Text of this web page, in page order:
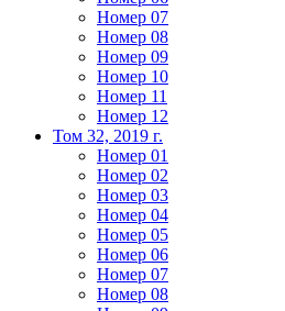
Номер 07
Номер 08
Номер 09
Номер 10
Номер 11
Номер 12
Том 32, 2019 г.
Номер 01
Номер 02
Номер 03
Номер 04
Номер 05
Номер 06
Номер 07
Номер 08